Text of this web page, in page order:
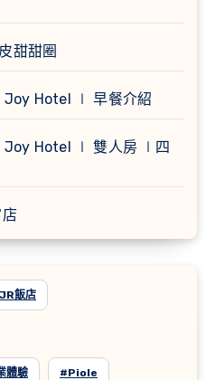
甜甜圈
Joy Hotel ∣ 早餐介紹
Joy Hotel ∣ 雙人房 ∣四
飯店
體驗 #Piole